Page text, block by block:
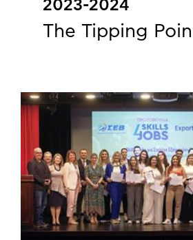
2023-2024
The Tipping